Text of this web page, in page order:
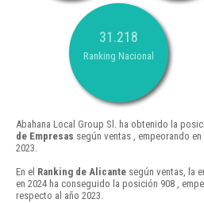
31.218
Ranking Nacional
Abahana Local Group Sl. ha obtenido la
de Empresas según ventas , empeorando
2023.
En el Ranking de Alicante según ventas, la
en 2024 ha conseguido la posición 908 ,
respecto al año 2023.